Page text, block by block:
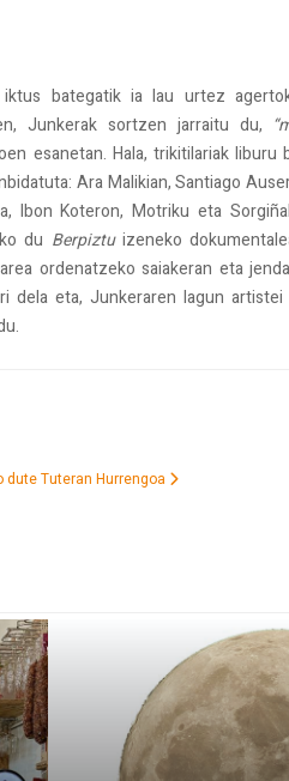
bategatik ia lau urtez
Junkerak sortzen jarraitu du,
esanetan. Hala, trikitilariak
Ara Malikian, Santiago
Ibon Koteron, Motriku eta
du Berpiztuizeneko
ordenatzeko saiakeran eta
dela eta, Junkeraren lagun
dute Tuteran Hurrengoa